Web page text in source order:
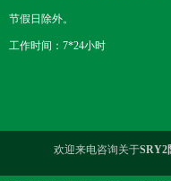
节假日除外。
工作时间：7*24小时
欢迎来电咨询关于SRY2